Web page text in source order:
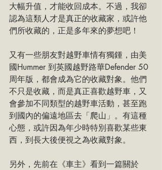
大幅升值，才能收回成本。不過，我卻
認為這類人才是真正的收藏家，或許他
們所收藏的，正是多年來的夢想吧！
又有一些朋友對越野車情有獨鍾，由美
國Hummer 到英國越野路華Defender 50
周年版，都會成為它的收藏對象。他們
不只是收藏，而是真正喜歡越野車，又
會參加不同類型的越野車活動，甚至跑
到國內的偏遠地區去「爬山」。有這種
心態，或許因為年少時特別喜歡某些東
西，到長大後便視之為收藏對象。
另外，先前在《車主》看到一篇關於